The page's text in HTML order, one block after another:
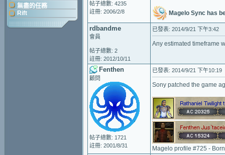
無盡的任務
Rift
帖子總數: 4235
註冊: 2006/2/8
Magelo Sync has
rdbandme
會員
帖子總數: 2
註冊: 2012/10/11
已發表: 2014/9/21 下午3:42
Any estimated timeframe
Fenthen
顧問
帖子總數: 1721
註冊: 2001/8/31
已發表: 2014/9/21 下午10:19
Sony patched the game
Magelo profile #725 -